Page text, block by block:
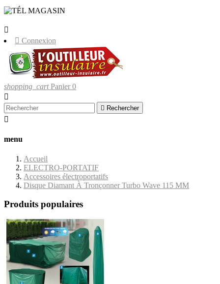

 Connexion
shopping_cart Panier 0

 Rechercher

menu
Accueil
ELECTRO-PORTATIF
Accessoires électroportatifs
Disque Diamant À Tronçonner Turbo Wave 115 MM
Produits populaires